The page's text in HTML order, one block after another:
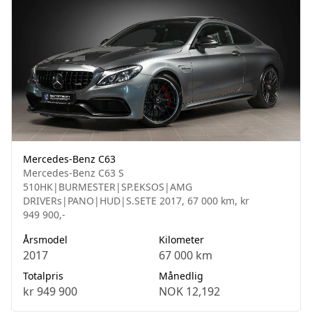
Mercedes-Benz C63
Mercedes-Benz C63 S
510HK|BURMESTER|SP.EKSOS|AMG
DRIVERs|PANO|HUD|S.SETE 2017, 67 000 km, kr
949 900,-
Årsmodel
2017
Kilometer
67 000 km
Totalpris
kr 949 900
Månedlig
NOK 12,192